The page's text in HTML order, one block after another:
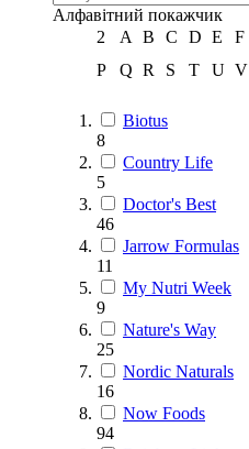
Алфавітний покажчик
2
A B C D E F
P
Q R S T U V
Biotus
8
Country Life
5
Doctor's Best
46
Jarrow Formulas
11
My Nutri Week
9
Nature's Way
25
Nordic Naturals
16
Now Foods
94